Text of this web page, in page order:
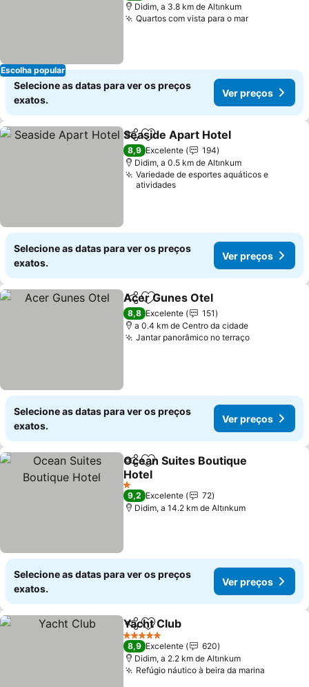
Escolha popular
Didim, a 3.8 km de Altınkum
Quartos com vista para o mar
Selecione as datas para ver os preços
exatos.
Ver preços
PartilharAdicionar aos favoritos
Seaside Apart Hotel
8,9 Excelente
194
Didim, a 0.5 km de Altınkum
Variedade de esportes aquáticos e
atividades
Selecione as datas para ver os preços
exatos.
Ver preços
PartilharAdicionar aos favoritos
Acer Gunes Otel
8,8 Excelente
151
a 0.4 km de Centro da cidade
Jantar panorâmico no terraço
Selecione as datas para ver os preços
exatos.
Ver preços
PartilharAdicionar aos favoritos
Ocean Suites Boutique
Hotel
1 Estrelas
9,2 Excelente
72
Didim, a 14.2 km de Altınkum
Selecione as datas para ver os preços
exatos.
Ver preços
PartilharAdicionar aos favoritos
Yacht Club
5 Estrelas
8,9 Excelente
620
Didim, a 2.2 km de Altınkum
Refúgio náutico à beira da marina